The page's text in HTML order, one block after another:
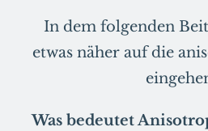
In dem folgenden
etwas näher auf die
Was bedeutet